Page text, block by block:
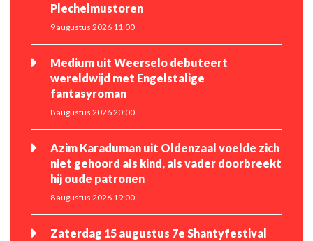
Plechelmustoren
9 augustus 2026 11:00
Medium uit Weerselo debuteert
wereldwijd met Engelstalige
fantasyroman
8 augustus 2026 20:00
Azim Karaduman uit Oldenzaal voelde zich
niet gehoord als kind, als vader doorbreekt
hij oude patronen
8 augustus 2026 19:00
Zaterdag 15 augustus 7e Shantyfestival